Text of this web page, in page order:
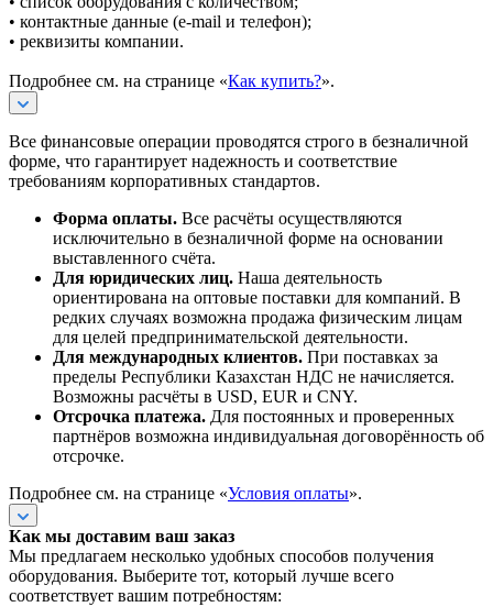
• контактные данные (e-mail и телефон);
• реквизиты компании.
Подробнее см. на странице «Как купить?».
Все финансовые операции проводятся строго в безналичной
форме, что гарантирует надежность и соответствие
требованиям корпоративных стандартов.
Форма оплаты. Все расчёты осуществляются
исключительно в безналичной форме на основании
выставленного счёта.
Для юридических лиц. Наша деятельность
ориентирована на оптовые поставки для компаний. В
редких случаях возможна продажа физическим лицам
для целей предпринимательской деятельности.
Для международных клиентов. При поставках за
пределы Республики Казахстан НДС не начисляется.
Возможны расчёты в USD, EUR и CNY.
Отсрочка платежа. Для постоянных и проверенных
партнёров возможна индивидуальная договорённость об
отсрочке.
Подробнее см. на странице «Условия оплаты».
Как мы доставим ваш заказ
Мы предлагаем несколько удобных способов получения
оборудования. Выберите тот, который лучше всего
соответствует вашим потребностям: